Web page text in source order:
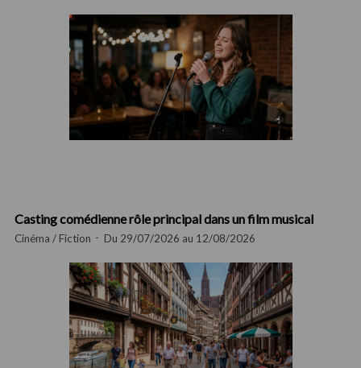
Casting comédienne rôle principal dans un film musical
Cinéma / Fiction Du 29/07/2026 au 12/08/2026